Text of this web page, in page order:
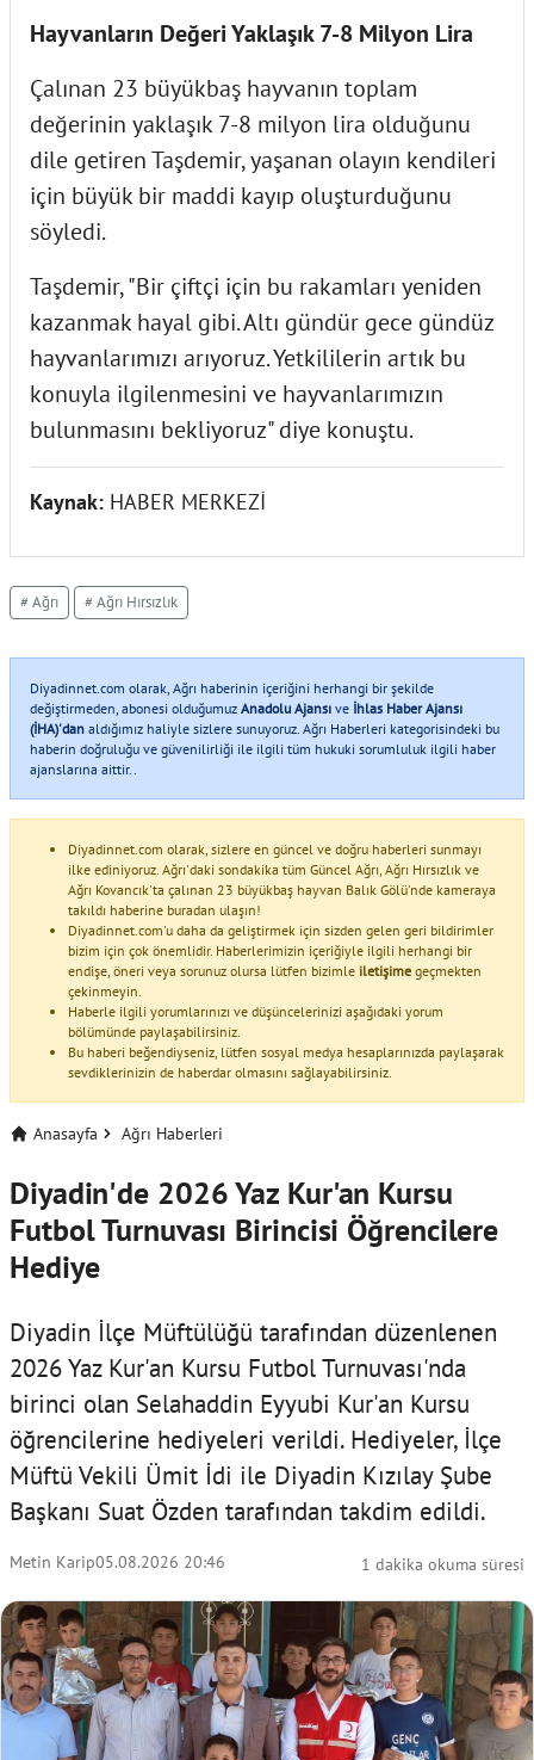
Hayvanların Değeri Yaklaşık 7-8 Milyon Lira
Çalınan 23 büyükbaş hayvanın toplam
değerinin yaklaşık 7-8 milyon lira olduğunu
dile getiren Taşdemir, yaşanan olayın kendileri
için büyük bir maddi kayıp oluşturduğunu
söyledi.
Taşdemir, "Bir çiftçi için bu rakamları yeniden
kazanmak hayal gibi. Altı gündür gece gündüz
hayvanlarımızı arıyoruz. Yetkililerin artık bu
konuyla ilgilenmesini ve hayvanlarımızın
bulunmasını bekliyoruz" diye konuştu.
Kaynak: HABER MERKEZİ
# Ağrı # Ağrı Hırsızlık
Diyadinnet.com olarak, Ağrı haberinin içeriğini herhangi bir şekilde
değiştirmeden, abonesi olduğumuz Anadolu Ajansı ve İhlas Haber Ajansı
(İHA)'dan aldığımız haliyle sizlere sunuyoruz. Ağrı Haberleri kategorisindeki bu
haberin doğruluğu ve güvenilirliği ile ilgili tüm hukuki sorumluluk ilgili haber
ajanslarına aittir..
Diyadinnet.com olarak, sizlere en güncel ve doğru haberleri sunmayı
ilke ediniyoruz. Ağrı'daki sondakika tüm Güncel Ağrı, Ağrı Hırsızlık ve
Ağrı Kovancık'ta çalınan 23 büyükbaş hayvan Balık Gölü'nde kameraya
takıldı haberine buradan ulaşın!
Diyadinnet.com'u daha da geliştirmek için sizden gelen geri bildirimler
bizim için çok önemlidir. Haberlerimizin içeriğiyle ilgili herhangi bir
endişe, öneri veya sorunuz olursa lütfen bizimle iletişime geçmekten
çekinmeyin.
Haberle ilgili yorumlarınızı ve düşüncelerinizi aşağıdaki yorum
bölümünde paylaşabilirsiniz.
Bu haberi beğendiyseniz, lütfen sosyal medya hesaplarınızda paylaşarak
sevdiklerinizin de haberdar olmasını sağlayabilirsiniz.
Anasayfa Ağrı Haberleri
Diyadin'de 2026 Yaz Kur'an Kursu
Futbol Turnuvası Birincisi Öğrencilere
Hediye
Diyadin İlçe Müftülüğü tarafından düzenlenen
2026 Yaz Kur'an Kursu Futbol Turnuvası'nda
birinci olan Selahaddin Eyyubi Kur'an Kursu
öğrencilerine hediyeleri verildi. Hediyeler, İlçe
Müftü Vekili Ümit İdi ile Diyadin Kızılay Şube
Başkanı Suat Özden tarafından takdim edildi.
Metin Karip05.08.2026 20:46 1 dakika okuma süresi